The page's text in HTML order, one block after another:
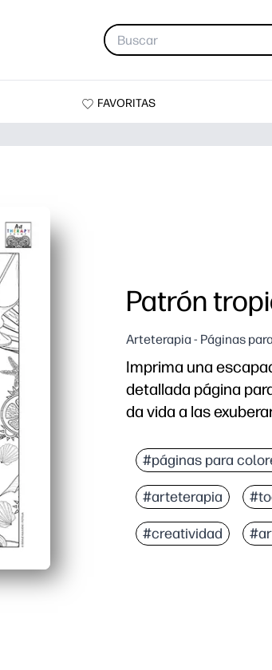
FAVORITAS
Patrón
Arteterapia - Páginas
Imprima una
detallada página
da vida a las
Fácil de preparar:
Concentración
Participar para
Uso flexible:
#páginas para
#arteterapia
#creatividad